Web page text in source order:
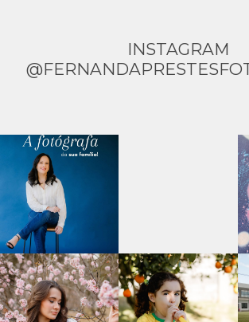
INSTAGRAM